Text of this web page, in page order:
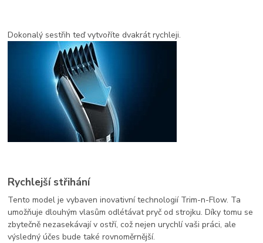
Dokonalý sestřih teď vytvoříte dvakrát rychleji.
Rychlejší střihání
Tento model je vybaven inovativní technologií Trim-n-Flow. Ta
umožňuje dlouhým vlasům odlétávat pryč od strojku. Díky tomu se
zbytečně nezasekávají v ostří, což nejen urychlí vaši práci, ale
výsledný účes bude také rovnoměrnější.